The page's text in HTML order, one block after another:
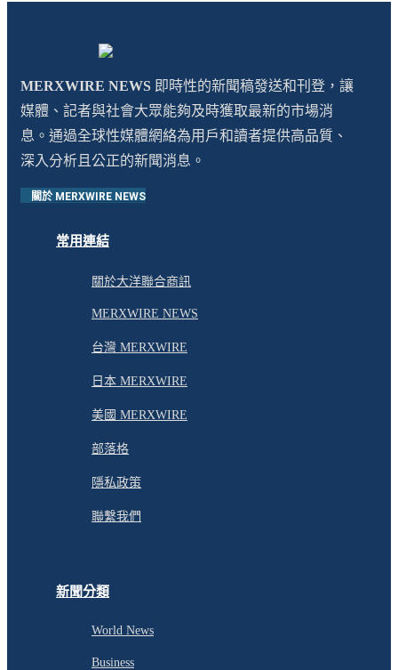
MERXWIRE NEWS 即時性的新聞稿發送和刊登，讓
媒體、記者與社會大眾能夠及時獲取最新的市場消
息。通過全球性媒體網絡為用戶和讀者提供高品質、
深入分析且公正的新聞消息。
關於 MERXWIRE NEWS
常用連結
關於大洋聯合商訊
MERXWIRE NEWS
台灣 MERXWIRE
日本 MERXWIRE
美國 MERXWIRE
部落格
隱私政策
聯繫我們
新聞分類
World News
Business